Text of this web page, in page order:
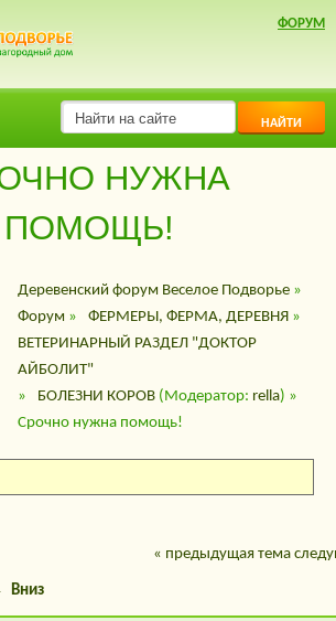
ФОРУМ
НАЙТИ
НУЖНА
ПОМОЩЬ!
Деревенский форум Веселое Подворье»
Форум » ФЕРМЕРЫ, ФЕРМА, ДЕРЕВНЯ »
ВЕТЕРИНАРНЫЙ РАЗДЕЛ "ДОКТОР
АЙБОЛИТ"
»
БОЛЕЗНИ КОРОВ (Модератор: rella) »
Срочно нужна помощь!
« предыдущая тема
Вниз